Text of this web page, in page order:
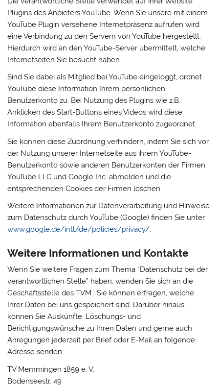
Plugins des Anbieters YouTube. Wenn Sie unsere mit einem
YouTube Plugin versehene Internetpräsenz aufrufen wird
eine Verbindung zu den Servern von YouTube hergestellt.
Hierdurch wird an den YouTube-Server übermittelt, welche
Internetseiten Sie besucht haben.
Sind Sie dabei als Mitglied bei YouTube eingeloggt, ordnet
YouTube diese Information Ihrem persönlichen
Benutzerkonto zu. Bei Nutzung des Plugins wie z.B.
Anklicken des Start-Buttons eines Videos wird diese
Information ebenfalls Ihrem Benutzerkonto zugeordnet.
Sie können diese Zuordnung verhindern, indem Sie sich vor
der Nutzung unserer Internetseite aus ihrem YouTube-
Benutzerkonto sowie anderen Benutzerkonten der Firmen
YouTube LLC und Google Inc. abmelden und die
entsprechenden Cookies der Firmen löschen.
Weitere Informationen zur Datenverarbeitung und Hinweise
zum Datenschutz durch YouTube (Google) finden Sie unter
www.google.de/intl/de/policies/privacy/.
Weitere Informationen und Kontakte
Wenn Sie weitere Fragen zum Thema “Datenschutz bei der
verantwortlichen Stelle” haben, wenden Sie sich an die
Geschäftsstelle des TVM. Sie können erfragen, welche
Ihrer Daten bei uns gespeichert sind. Darüber hinaus
können Sie Auskünfte, Löschungs- und
Berichtigungswünsche zu Ihren Daten und gerne auch
Anregungen jederzeit per Brief oder E-Mail an folgende
Adresse senden:
TV Memmingen 1859 e. V.
Bodenseestr. 49